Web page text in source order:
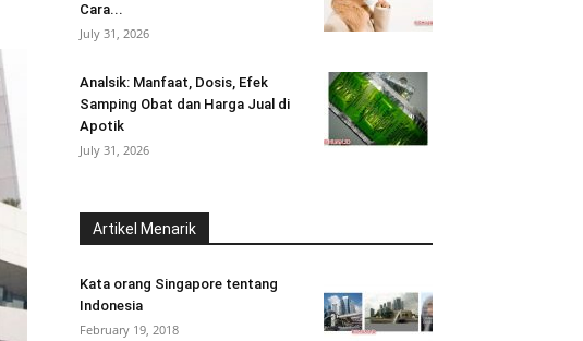
Cara...
July 31, 2026
Analsik: Manfaat, Dosis, Efek
Samping Obat dan Harga Jual di
Apotik
July 31, 2026
Artikel Menarik
Kata orang Singapore tentang
Indonesia
February 19, 2018